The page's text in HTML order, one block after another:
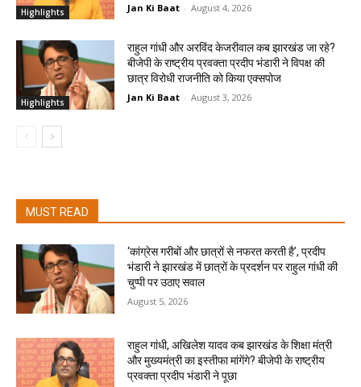
Highlights Jan Ki Baat - August 4, 2026
Highlights
राहुल गांधी और अरविंद केजरीवाल कब झारखंड जा रहे?
बीजेपी के राष्ट्रीय प्रवक्ता प्रदीप भंडारी ने विपक्ष की
छात्र विरोधी राजनीति को किया एक्सपोज
Jan Ki Baat - August 3, 2026
MUST READ
‘कांग्रेस गरीबों और छात्रों से नफरत करती है’, प्रदीप
भंडारी ने झारखंड में छात्रों के प्रदर्शन पर राहुल गांधी की
चुप्पी पर उठाए सवाल
August 5, 2026
राहुल गांधी, अखिलेश यादव कब झारखंड के शिक्षा मंत्री
और मुख्यमंत्री का इस्तीफा मांगेंगे? बीजेपी के राष्ट्रीय
प्रवक्ता प्रदीप भंडारी ने पूछा